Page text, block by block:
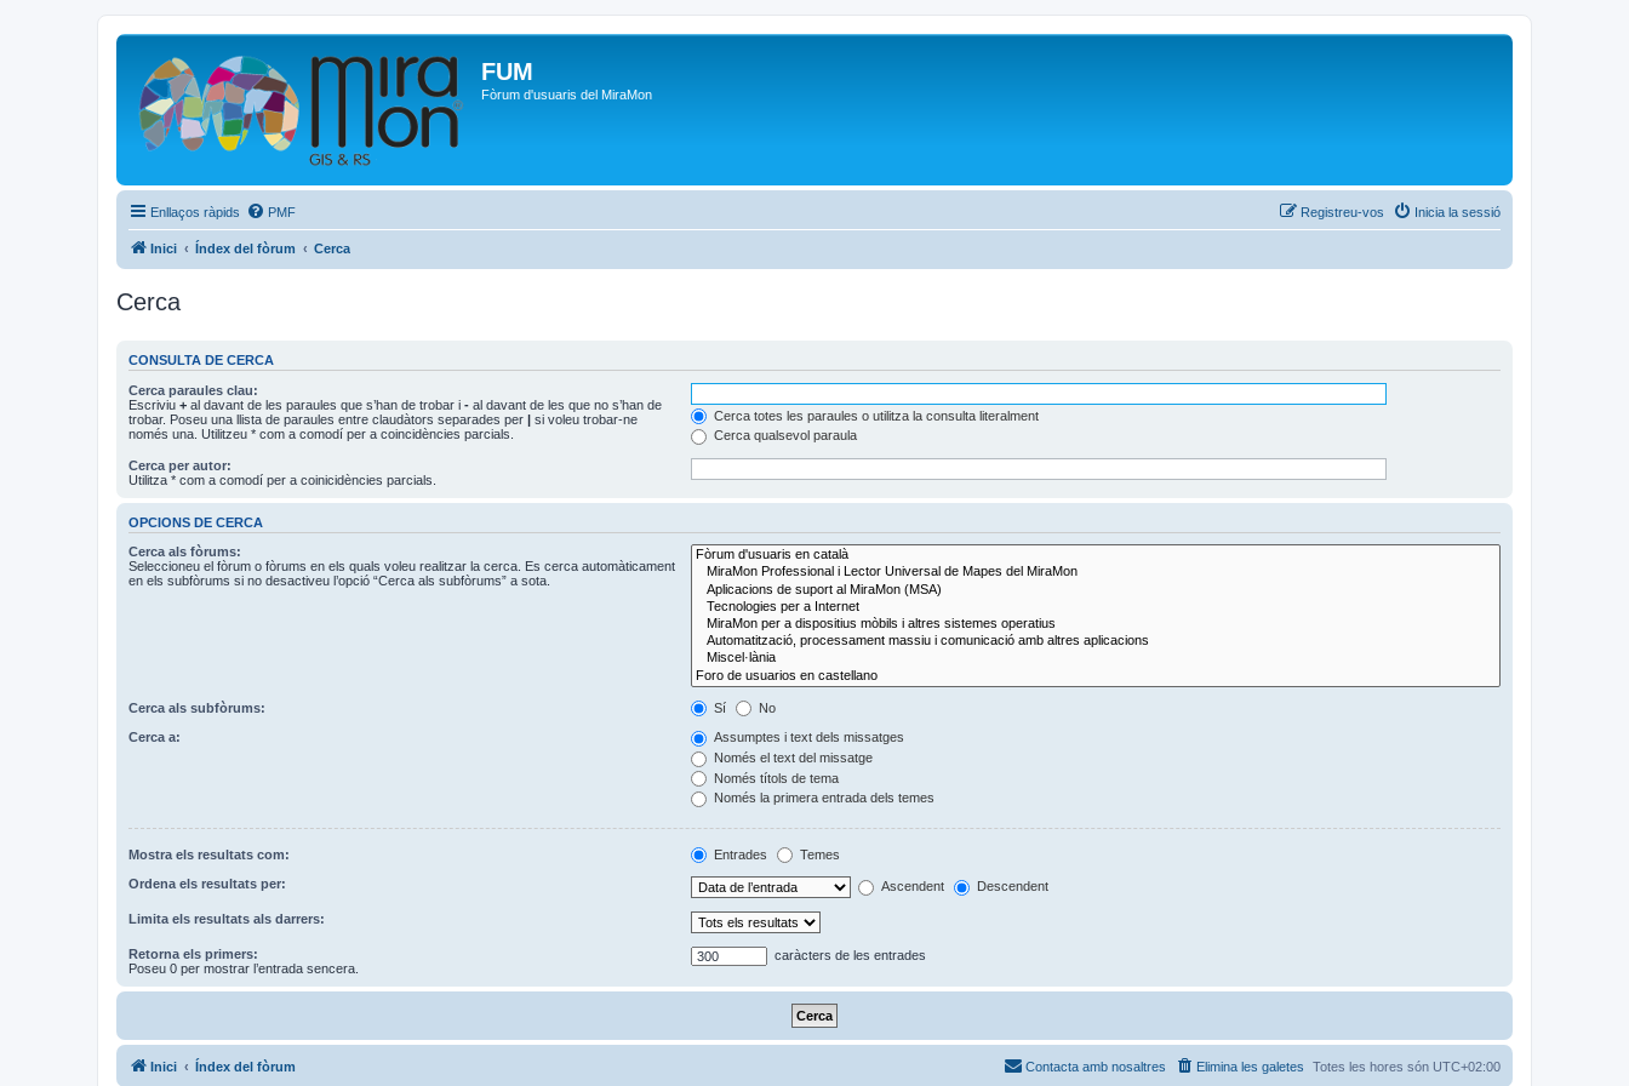
FUM
Fòrum d'usuaris del MiraMon
Enllaços ràpids PMF Inicia la sessió
Registreu-vos
Inici Índex del fòrum Cerca
Cerca
CONSULTA DE CERCA
Cerca paraules clau:
Escriviu + al davant de les paraules que s’han de trobar i - al davant de les que no s’han de
trobar. Poseu una llista de paraules entre claudàtors separades per | si voleu trobar-ne
només una. Utilitzeu * com a comodí per a coincidències parcials.
Cerca totes les paraules o utilitza la consulta literalment
Cerca qualsevol paraula
Cerca per autor:
Utilitza * com a comodí per a coinicidències parcials.
OPCIONS DE CERCA
Cerca als fòrums:
Seleccioneu el fòrum o fòrums en els quals voleu realitzar la cerca. Es cerca automàticament
en els subfòrums si no desactiveu l’opció “Cerca als subfòrums” a sota.
Cerca als subfòrums: Sí No
Cerca a:
Assumptes i text dels missatges
Només el text del missatge
Només títols de tema
Només la primera entrada dels temes
Mostra els resultats com: Entrades Temes
Ordena els resultats per: Ascendent Descendent
Limita els resultats als darrers:
Retorna els primers:
Poseu 0 per mostrar l’entrada sencera.
caràcters de les entrades
Inici Índex del fòrum Totes les hores són UTC+02:00
Elimina les galetes
Contacta amb nosaltres